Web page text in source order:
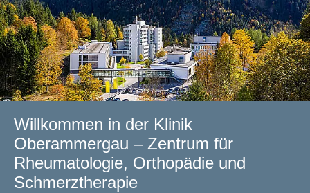
Willkommen in der Klinik
Oberammergau – Zentrum für
Rheumatologie, Orthopädie und
Schmerztherapie